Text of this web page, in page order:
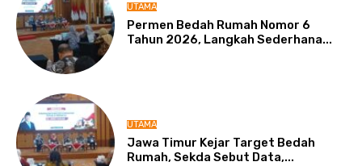
UTAMA
Permen Bedah Rumah Nomor 6
Tahun 2026, Langkah Sederhana...
UTAMA
Jawa Timur Kejar Target Bedah
Rumah, Sekda Sebut Data,...